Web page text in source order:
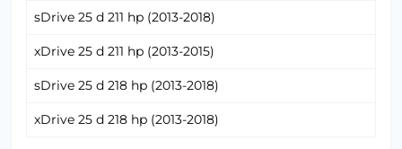
sDrive 25 d 211 hp (2013-2018)
xDrive 25 d 211 hp (2013-2015)
sDrive 25 d 218 hp (2013-2018)
xDrive 25 d 218 hp (2013-2018)